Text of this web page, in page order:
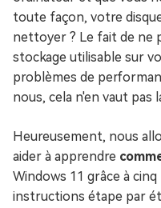
toute façon, votre
nettoyer ? Le fait de ne
stockage utilisable sur
problèmes de
nous, cela n'en vaut pas
Heureusement, nous
aider à apprendre
Windows 11 grâce à
instructions étape par